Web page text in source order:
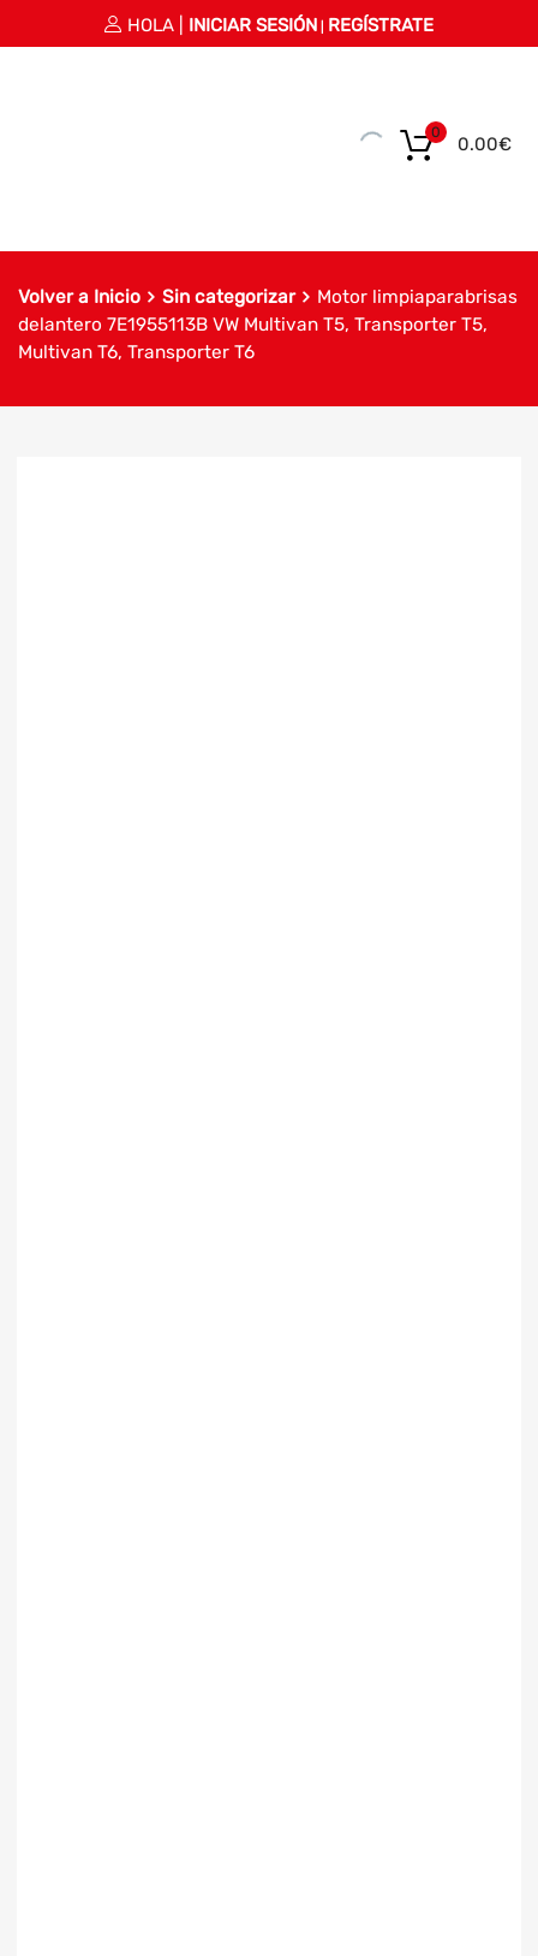
HOLA | INICIAR SESIÓN REGÍSTRATE
0.00€
0
Volver a Inicio Sin categorizar
Motor limpiaparabrisas
delantero 7E1955113B VW Multivan T5, Transporter T5,
Multivan T6, Transporter T6